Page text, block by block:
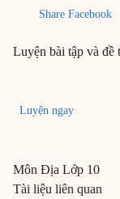
Share Facebook
Luyện bài tập và
Luyện ngay
Môn Địa Lớp 10
Tài liệu liên quan